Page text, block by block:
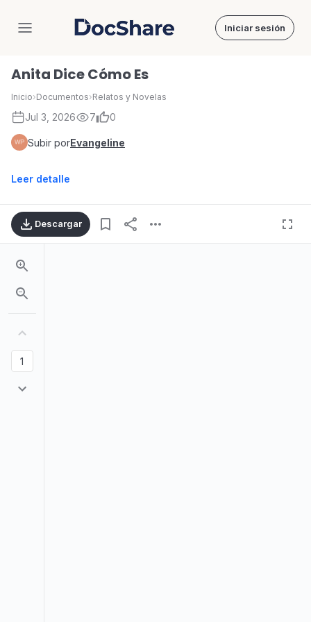
DocShare Iniciar sesión
Anita Dice Cómo Es
Inicio›Documentos›Relatos y Novelas
Jul 3, 2026 7 0
Subir porEvangeline
Leer detalle
Descargar